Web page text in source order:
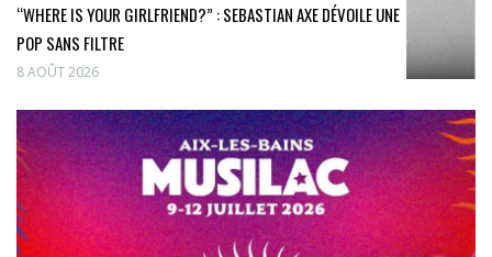
“WHERE IS YOUR GIRLFRIEND?” : SEBASTIAN AXE DÉVOILE UNE
POP SANS FILTRE
8 AOÛT 2026